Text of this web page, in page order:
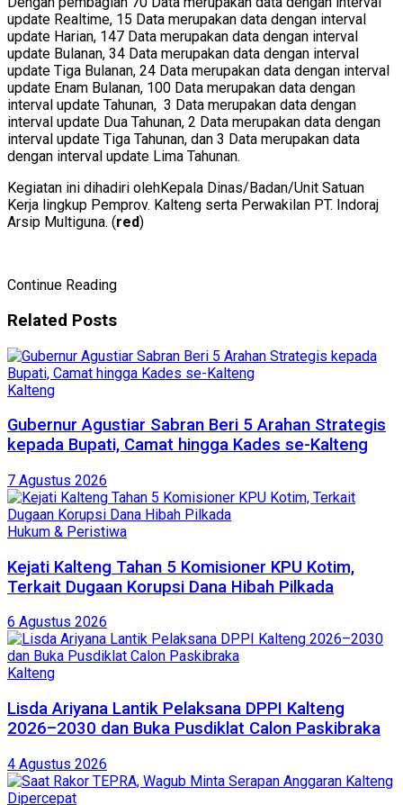
update Realtime, 15 Data merupakan data dengan interval
update Harian, 147 Data merupakan data dengan interval
update Bulanan, 34 Data merupakan data dengan interval
update Tiga Bulanan, 24 Data merupakan data dengan interval
update Enam Bulanan, 100 Data merupakan data dengan
interval update Tahunan, 3 Data merupakan data dengan
interval update Dua Tahunan, 2 Data merupakan data dengan
interval update Tiga Tahunan, dan 3 Data merupakan data
dengan interval update Lima Tahunan.
Kegiatan ini dihadiri olehKepala Dinas/Badan/Unit Satuan
Kerja lingkup Pemprov. Kalteng serta Perwakilan PT. Indoraj
Arsip Multiguna. (red)
Continue Reading
Related Posts
Kalteng
Gubernur Agustiar Sabran Beri 5 Arahan Strategis
kepada Bupati, Camat hingga Kades se-Kalteng
7 Agustus 2026
Hukum & Peristiwa
Kejati Kalteng Tahan 5 Komisioner KPU Kotim,
Terkait Dugaan Korupsi Dana Hibah Pilkada
6 Agustus 2026
Kalteng
Lisda Ariyana Lantik Pelaksana DPPI Kalteng
2026–2030 dan Buka Pusdiklat Calon Paskibraka
4 Agustus 2026